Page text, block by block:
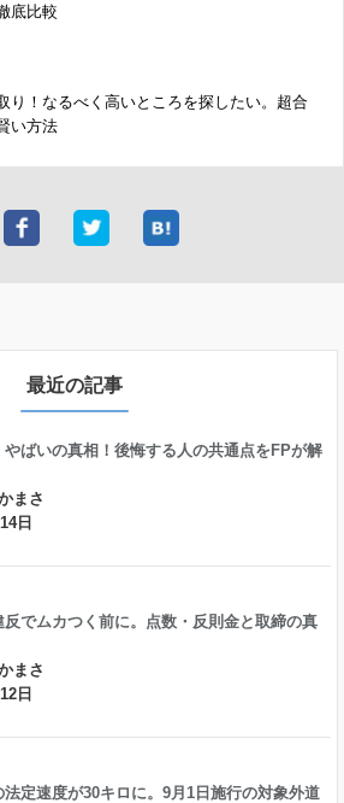
底比較
り！なるべく高いところを探したい。超合
い方法
最近の記事
やばいの真相！後悔する人の共通点をFPが解
まさ
日
反でムカつく前に。点数・反則金と取締の真
まさ
日
法定速度が30キロに。9月1日施行の対象外道